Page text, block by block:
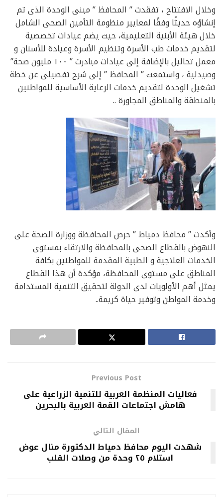
وخلال الافتتاح ، تفقدت ” المحافظ ” مبنى الوحدة الذى تم
إنشاؤه حديثًا وفقًا لمعايير منظومة التأمين الصحى الشامل
خلال هيئة الأبنية التعليمية، حيث يضم عيادات تخصصية
لتقديم خدمات طب الأسرة وتنظيم الأسرة وعيادة للأسنان و
معمل تحاليل بالإضافة إلى عيادات مبادرت ” ١٠٠ مليون صحة”
وصيدلية ، واستمعت ” المحافظ ” إلى شرح تفصيلى عن خطة
تشغيل الوحدة لتقديم خدمات الرعاية الأساسية للمواطنين
بالمنطقة والمناطق المجاورة ..
وأكدت ” محافظ دمياط ” حرص المحافظة ووزارة الصحة على
النهوض بالقطاع الصحى بالمحافظة والارتقاء بمستوى
الخدمات العلاجية و الطبية المقدمة للمواطنين بكافة
المناطق على مستوى المحافظة، مؤكدة أن هذا القطاع
يمثل أهم الأولويات لدى الدولة لتحقيق التنمية المستدامة
وخدمة المواطن وتوفير حياة كريمة..
Previous Post
فعاليات المنظمة العربية للتنمية الزراعية على
هامش اجتماعات القمة العربية بالبحرين
المقال التالي
شهدت اليوم محافظ دمياط الدكتورة منال عوض
استلام ٢٥ وحدة من وصلات القلب